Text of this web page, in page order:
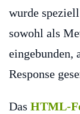
wurde
sowohl als
eingebunden,
Response
Das HTML-